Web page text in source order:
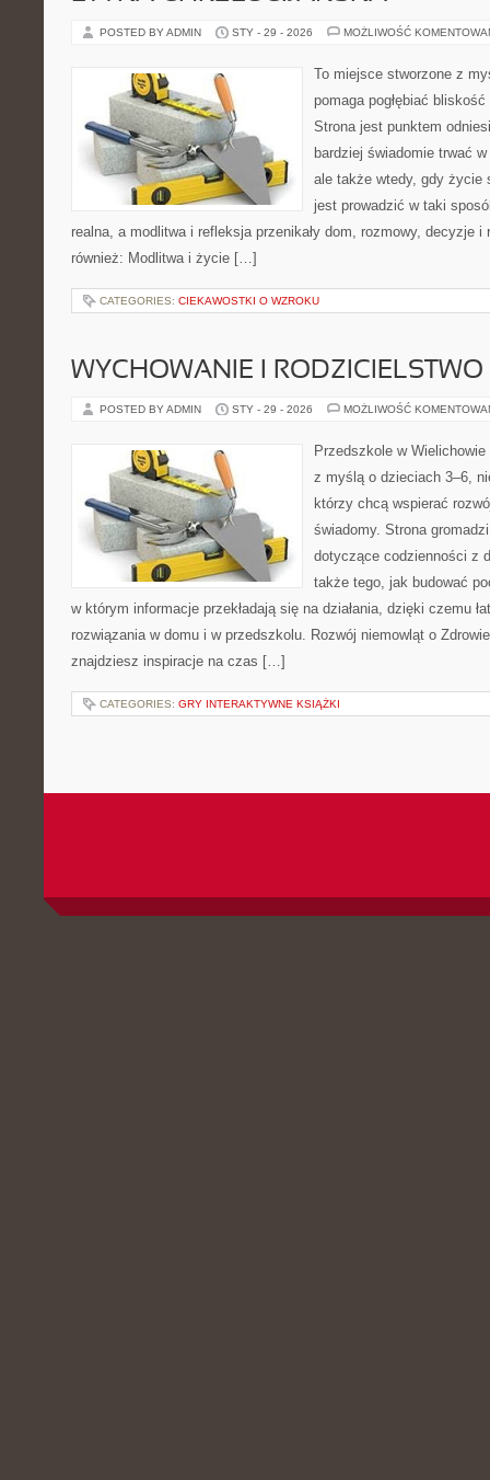
POSTED BY ADMIN STY - 29 - 2026 MOŻLIWOŚĆ
To miejsce stworzone z
pomaga pogłębiać
Strona jest punktem
bardziej świadomie trwać
ale także wtedy, gdy życie
jest prowadzić w taki
realna, a modlitwa i refleksja przenikały dom, rozmowy, decyzje
również: Modlitwa i życie […]
CATEGORIES: CIEKAWOSTKI O WZROKU
WYCHOWANIE I RODZICIELSTWO
POSTED BY ADMIN STY - 29 - 2026 MOŻLIWOŚĆ
Przedszkole w
z myślą o dzieciach 3–6,
którzy chcą wspierać
świadomy. Strona
dotyczące codzienności z
także tego, jak budować
w którym informacje przekładają się na działania, dzięki czemu
rozwiązania w domu i w przedszkolu. Rozwój niemowląt o
znajdziesz inspiracje na czas […]
CATEGORIES: GRY INTERAKTYWNE KSIĄŻKI